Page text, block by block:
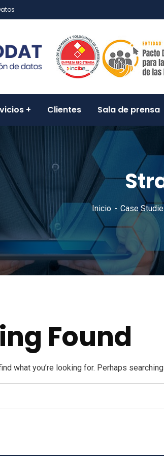
Clientes Sala de prensa
Inicio Case
Found
what you’re looking for. Perhaps